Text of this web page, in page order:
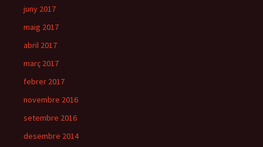
juny 2017
maig 2017
abril 2017
març 2017
febrer 2017
novembre 2016
setembre 2016
desembre 2014